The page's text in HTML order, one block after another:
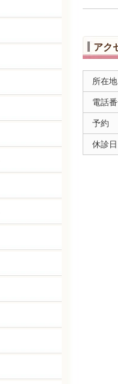
アク
所在地
電話
予約
休診日